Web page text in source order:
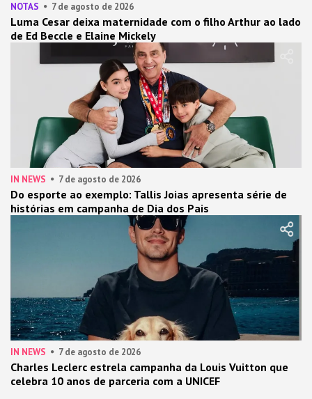
NOTAS 7 de agosto de 2026
Luma Cesar deixa maternidade com o filho Arthur ao lado
de Ed Beccle e Elaine Mickely
IN NEWS 7 de agosto de 2026
Do esporte ao exemplo: Tallis Joias apresenta série de
histórias em campanha de Dia dos Pais
IN NEWS 7 de agosto de 2026
Charles Leclerc estrela campanha da Louis Vuitton que
celebra 10 anos de parceria com a UNICEF